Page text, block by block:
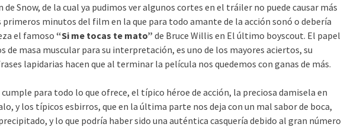
de Snow, de la cual ya pudimos ver algunos cortes en el tráiler no puede causar más
minutos del film en la que para todo amante de la acción sonó o debería
el famoso “Si me tocas te mato” de Bruce Willis en El último boyscout. El papel
de masa muscular para su interpretación, es uno de los mayores aciertos, su
lapidarias hacen que al terminar la película nos quedemos con ganas de más.
para todo lo que ofrece, el típico héroe de acción, la preciosa damisela en
y los típicos esbirros, que en la última parte nos deja con un mal sabor de boca,
y lo que podría haber sido una auténtica casquería debido al gran número